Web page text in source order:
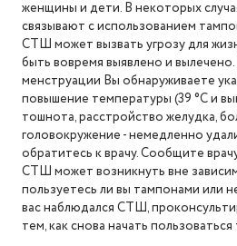
женщины и дети. В некоторых
связывают с использованием
СТШ может вызвать угрозу для
быть вовремя выявлено и вылечено.
менструации Вы обнаруживаете
повышение температуры (39 °C и
тошнота, расстройство желудка,
головокружение - немедленно
обратитесь к врачу. Сообщите
СТШ может возникнуть вне
пользуетесь ли вы тампонами или
вас наблюдался СТШ,
тем, как снова начать